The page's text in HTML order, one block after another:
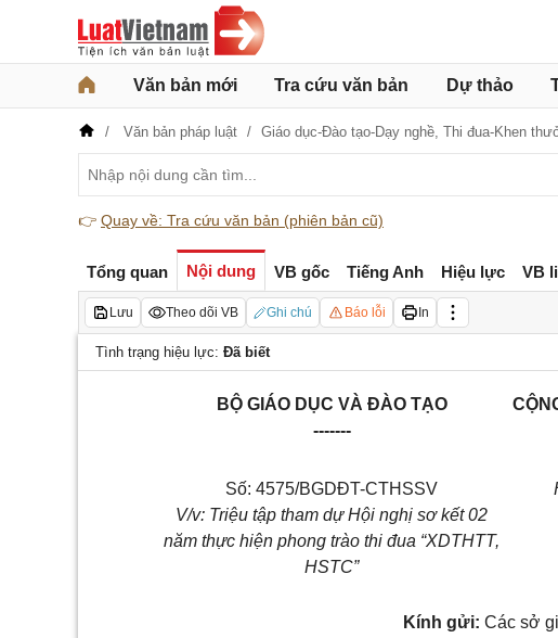
Văn bản mới Tra cứu văn bản Dự thảo
Văn bản pháp luật Giáo dục-Đào tạo-Dạy nghề, Thi đua-Khen
👉 Quay về: Tra cứu văn bản (phiên bản cũ)
Tổng quan Nội dung VB gốc Tiếng Anh Hiệu lực VB
Lưu Theo dõi VB Ghi chú Báo lỗi In
Tình trạng hiệu lực: Đã biết
BỘ GIÁO DỤC VÀ ĐÀO TẠO
-------
Số: 4575/BGDĐT-CTHSSV
V/v: Triệu tập tham dự Hội nghị sơ kết 02
năm thực hiện phong trào thi đua “XDTHTT,
HSTC”
Kính gửi: Các sở